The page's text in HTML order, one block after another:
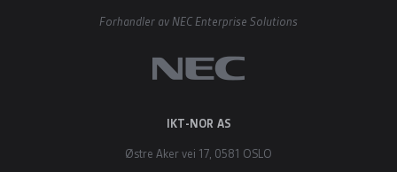
Forhandler av NEC Enterprise Solutions
IKT-NOR AS
Østre Aker vei 17, 0581 OSLO